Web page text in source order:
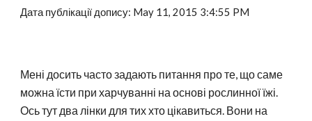
Дата публікації допису: May 11, 2015 3:4:55 PM
Мені досить часто задають питання про те, що саме
можна їсти при харчуванні на основі рослинної їжі.
Ось тут два лінки для тих хто цікавиться. Вони на